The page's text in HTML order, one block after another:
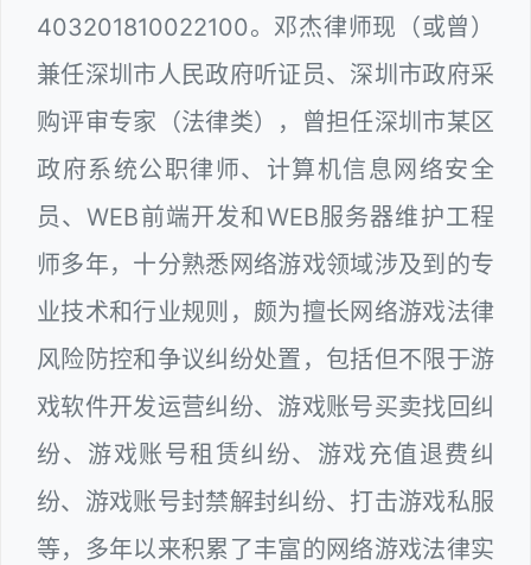
403201810022100。邓杰律师现（或曾）
兼任深圳市人民政府听证员、深圳市政府采
购评审专家（法律类），曾担任深圳市某区
政府系统公职律师、计算机信息网络安全
员、WEB前端开发和WEB服务器维护工程
师多年，十分熟悉网络游戏领域涉及到的专
业技术和行业规则，颇为擅长网络游戏法律
风险防控和争议纠纷处置，包括但不限于游
戏软件开发运营纠纷、游戏账号买卖找回纠
纷、游戏账号租赁纠纷、游戏充值退费纠
纷、游戏账号封禁解封纠纷、打击游戏私服
等，多年以来积累了丰富的网络游戏法律实